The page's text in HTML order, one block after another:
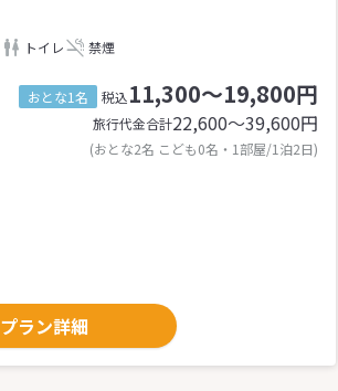
トイレ 禁煙
おとな1名 税込11,300～19,800円
旅行代金合計22,600〜39,600円
(おとな2名 こども0名・1部屋/1泊2日)
プラン詳細